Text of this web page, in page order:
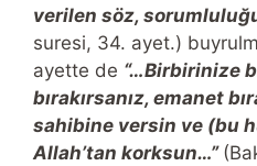
verilen söz,
suresi, 34. ayet.)
ayette de “…Birbirinize
bırakırsanız, emanet
sahibine versin ve (bu
Allah’tan korksun…”